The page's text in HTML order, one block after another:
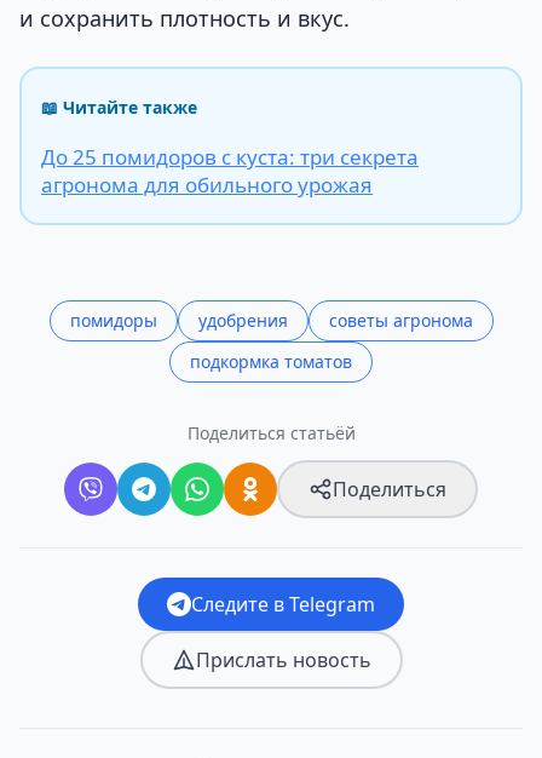
и сохранить плотность и вкус.
📖 Читайте также
До 25 помидоров с куста: три секрета
агронома для обильного урожая
помидоры удобрения
советы агронома
подкормка томатов
Поделиться статьёй
Поделиться
Следите в Telegram
Прислать новость